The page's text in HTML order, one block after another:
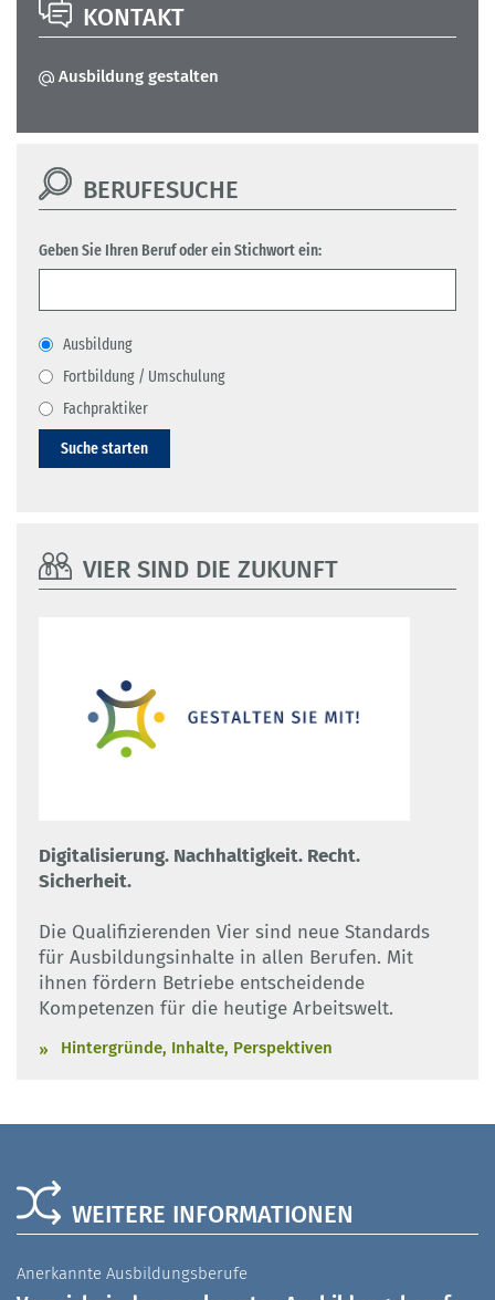
KONTAKT
Ausbildung gestalten
BERUFESUCHE
Geben Sie Ihren Beruf oder ein Stichwort ein:
Ausbildung
Fortbildung / Umschulung
Fachpraktiker
Suche starten
VIER SIND DIE ZUKUNFT
Digitalisierung. Nachhaltigkeit. Recht.
Sicherheit.
Die Qualifizierenden Vier sind neue Standards
für Ausbildungsinhalte in allen Berufen. Mit
ihnen fördern Betriebe entscheidende
Kompetenzen für die heutige Arbeitswelt.
Hintergründe, Inhalte, Perspektiven
WEITERE INFORMATIONEN
Anerkannte Ausbildungsberufe